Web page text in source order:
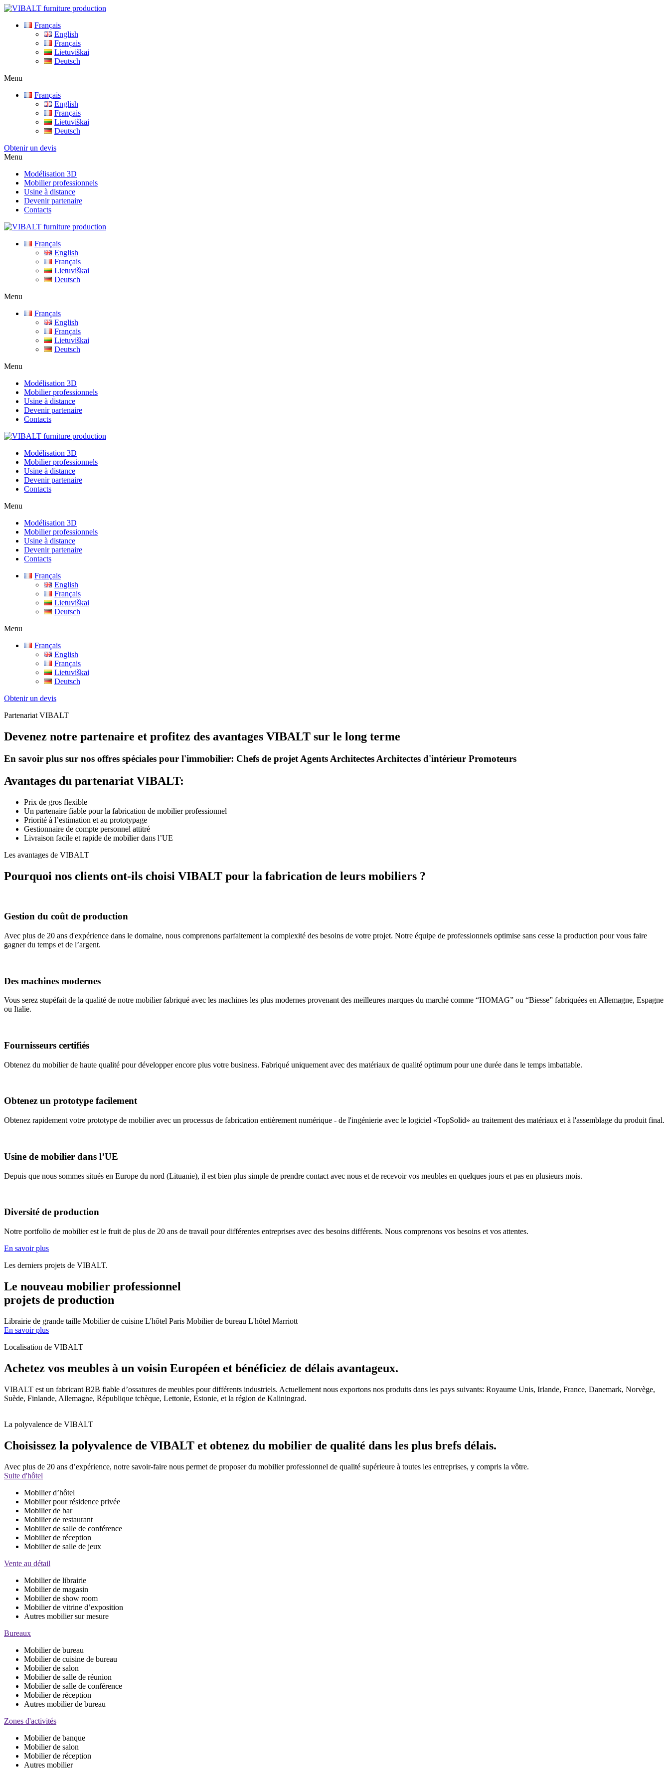
Français
English
Français
Lietuviškai
Deutsch
Menu
Français
English
Français
Lietuviškai
Deutsch
Obtenir un devis
Menu
Modélisation 3D
Mobilier professionnels
Usine à distance
Devenir partenaire
Contacts
Français
English
Français
Lietuviškai
Deutsch
Menu
Français
English
Français
Lietuviškai
Deutsch
Menu
Modélisation 3D
Mobilier professionnels
Usine à distance
Devenir partenaire
Contacts
Modélisation 3D
Mobilier professionnels
Usine à distance
Devenir partenaire
Contacts
Menu
Modélisation 3D
Mobilier professionnels
Usine à distance
Devenir partenaire
Contacts
Français
English
Français
Lietuviškai
Deutsch
Menu
Français
English
Français
Lietuviškai
Deutsch
Obtenir un devis
Partenariat VIBALT
Devenez notre partenaire et profitez des avantages VIBALT sur le long terme
En savoir plus sur nos offres spéciales pour l'immobilier: Chefs de projet Agents Architectes Architectes d'intérieur Promoteurs
Avantages du partenariat VIBALT:
Prix de gros flexible
Un partenaire fiable pour la fabrication de mobilier professionnel
Priorité à l’estimation et au prototypage
Gestionnaire de compte personnel attitré
Livraison facile et rapide de mobilier dans l’UE
Les avantages de VIBALT
Pourquoi nos clients ont-ils choisi VIBALT pour la fabrication de leurs mobiliers ?
Gestion du coût de production
Avec plus de 20 ans d'expérience dans le domaine, nous comprenons parfaitement la complexité des besoins de votre projet. Notre équipe de professionnels optimise sans cesse la production pour vous faire
gagner du temps et de l’argent.
Des machines modernes
Vous serez stupéfait de la qualité de notre mobilier fabriqué avec les machines les plus modernes provenant des meilleures marques du marché comme “HOMAG” ou “Biesse” fabriquées en Allemagne, Espagne
ou Italie.
Fournisseurs certifiés
Obtenez du mobilier de haute qualité pour développer encore plus votre business. Fabriqué uniquement avec des matériaux de qualité optimum pour une durée dans le temps imbattable.
Obtenez un prototype facilement
Obtenez rapidement votre prototype de mobilier avec un processus de fabrication entièrement numérique - de l'ingénierie avec le logiciel «TopSolid» au traitement des matériaux et à l'assemblage du produit final.
Usine de mobilier dans l’UE
Depuis que nous sommes situés en Europe du nord (Lituanie), il est bien plus simple de prendre contact avec nous et de recevoir vos meubles en quelques jours et pas en plusieurs mois.
Diversité de production
Notre portfolio de mobilier est le fruit de plus de 20 ans de travail pour différentes entreprises avec des besoins différents. Nous comprenons vos besoins et vos attentes.
En savoir plus
Les derniers projets de VIBALT.
Le nouveau mobilier professionnel
projets de production
Librairie de grande taille Mobilier de cuisine L'hôtel Paris Mobilier de bureau L'hôtel Marriott
En savoir plus
Localisation de VIBALT
Achetez vos meubles à un voisin Européen et bénéficiez de délais avantageux.
VIBALT est un fabricant B2B fiable d’ossatures de meubles pour différents industriels. Actuellement nous exportons nos produits dans les pays suivants: Royaume Unis, Irlande, France, Danemark, Norvège,
Suède, Finlande, Allemagne, République tchèque, Lettonie, Estonie, et la région de Kaliningrad.
La polyvalence de VIBALT
Choisissez la polyvalence de VIBALT et obtenez du mobilier de qualité dans les plus brefs délais.
Avec plus de 20 ans d’expérience, notre savoir-faire nous permet de proposer du mobilier professionnel de qualité supérieure à toutes les entreprises, y compris la vôtre.
Suite d'hôtel
Mobilier d’hôtel
Mobilier pour résidence privée
Mobilier de bar
Mobilier de restaurant
Mobilier de salle de conférence
Mobilier de réception
Mobilier de salle de jeux
Vente au détail
Mobilierde librairie
Mobilierde magasin
Mobilierde show room
Mobilierde vitrine d’exposition
Autres mobiliersur mesure
Bureaux
Mobilier de bureau
Mobilier de cuisine de bureau
Mobilier de salon
Mobilier de salle de réunion
Mobilier de salle de conférence
Mobilier de réception
Autres mobilier de bureau
Zones d'activités
Mobilierde banque
Mobilierde salon
Mobilierde réception
Autres mobilier